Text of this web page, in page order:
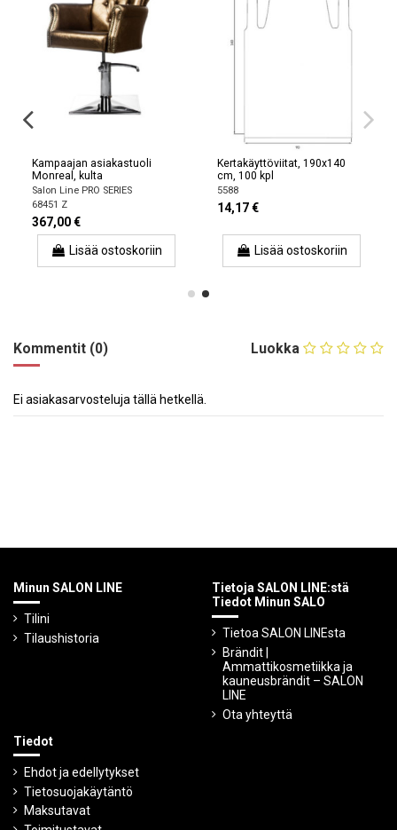
Kampaajan asiakastuoli
Monreal, kulta
Salon Line PRO SERIES
68451 Z
367,00 €
Lisää ostoskoriin
Kertakäyttöviitat, 190x140
cm, 100 kpl
5588
14,17 €
Lisää ostoskoriin
Luokka
Kommentit (0)
Ei asiakasarvosteluja tällä hetkellä.
Minun SALON LINE
Tilini
Tilaushistoria
Tietoja SALON LINE:stä
Tiedot Minun SALO
Tietoa SALON LINEsta
Brändit |
Ammattikosmetiikka ja
kauneusbrändit – SALON
LINE
Ota yhteyttä
Tiedot
Ehdot ja edellytykset
Tietosuojakäytäntö
Maksutavat